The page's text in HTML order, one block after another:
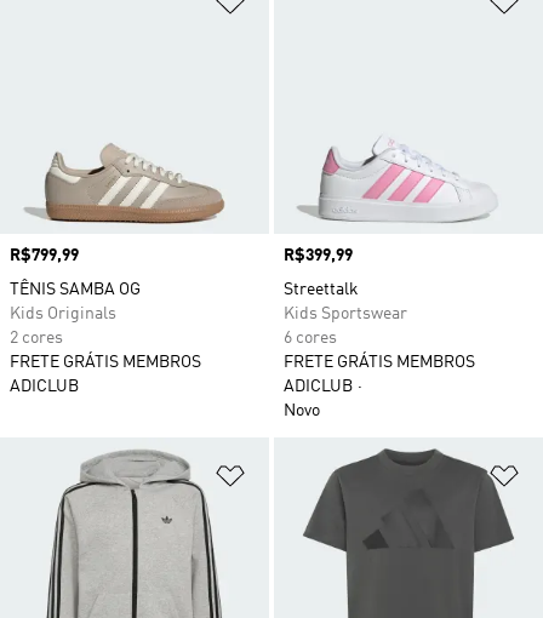
Preço
R$799,99
TÊNIS SAMBA OG
Kids Originals
2 cores
FRETE GRÁTIS MEMBROS
ADICLUB
Preço
R$399,99
Streettalk
Kids Sportswear
6 cores
FRETE GRÁTIS MEMBROS
ADICLUB
Novo
Adicionar à Lista de Desejos